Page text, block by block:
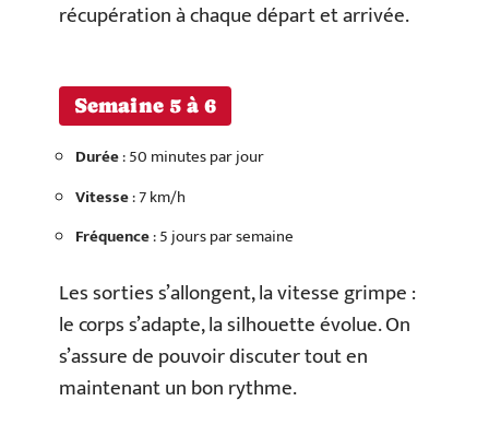
récupération à chaque départ et arrivée.
Semaine 5 à 6
Durée: 50 minutes par jour
Vitesse: 7 km/h
Fréquence: 5 jours par semaine
Les sorties s’allongent, la vitesse grimpe :
le corps s’adapte, la silhouette évolue. On
s’assure de pouvoir discuter tout en
maintenant un bon rythme.